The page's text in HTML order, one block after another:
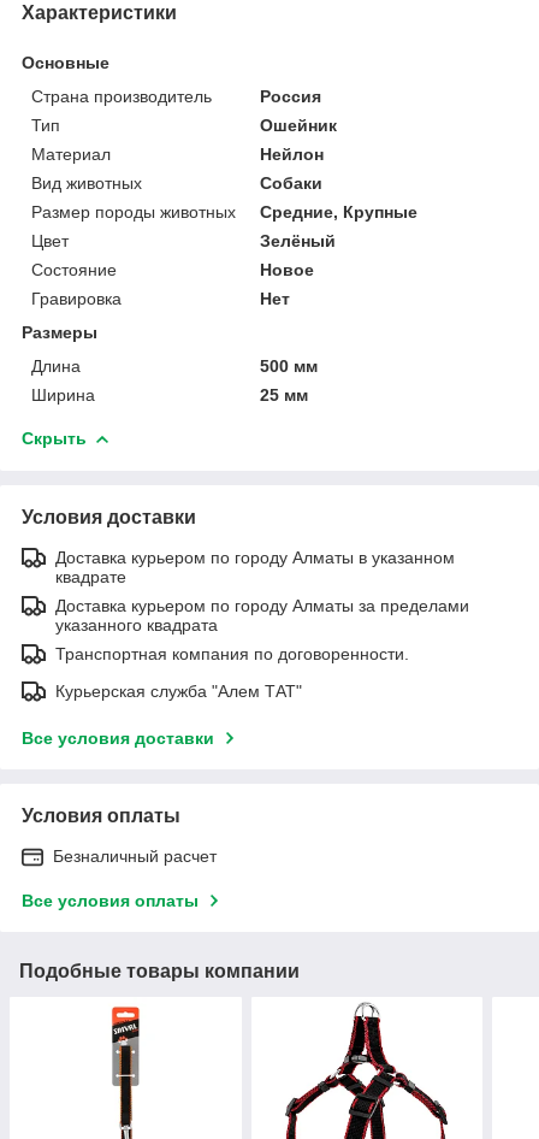
Характеристики
Основные
Страна производитель
Россия
Тип
Ошейник
Материал
Нейлон
Вид животных
Собаки
Размер породы животных
Средние, Крупные
Цвет
Зелёный
Состояние
Новое
Гравировка
Нет
Размеры
Длина
500 мм
Ширина
25 мм
Скрыть
Условия доставки
Доставка курьером по городу Алматы в указанном
квадрате
Доставка курьером по городу Алматы за пределами
указанного квадрата
Транспортная компания по договоренности.
Курьерская служба "Алем ТАТ"
Все условия доставки
Условия оплаты
Безналичный расчет
Все условия оплаты
Подобные товары компании